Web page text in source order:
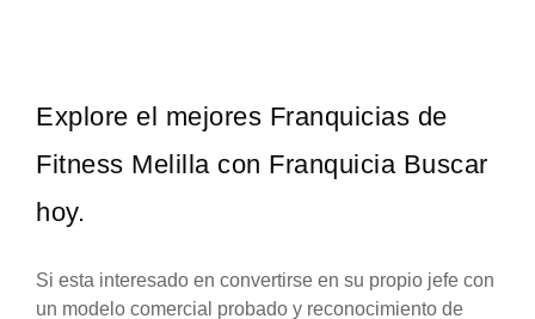
Explore el mejores Franquicias de
Fitness Melilla con Franquicia Buscar
hoy.
Si esta interesado en convertirse en su propio jefe con
un modelo comercial probado y reconocimiento de